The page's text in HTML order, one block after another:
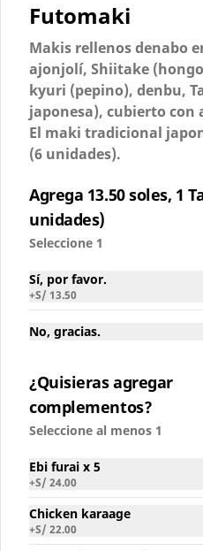
S/ 6.00
Coca-Cola Sabor Original
S/ 6.00
Coca-Cola Sin Azúcar
Inca Kola Regular
S/ 6.00
Futomaki
Makis rellenos denabo
ajonjolí, Shiitake
kyuri (pepino), denbu,
japonesa), cubierto con
El maki tradicional
(6 unidades).
Agrega 13.50 soles, 1
unidades)
Seleccione 1
Sí, por favor.
+S/ 13.50
No, gracias.
¿Quisieras agregar
complementos?
Seleccione al menos 1
Ebi furai x 5
+S/ 24.00
Chicken karaage
+S/ 22.00